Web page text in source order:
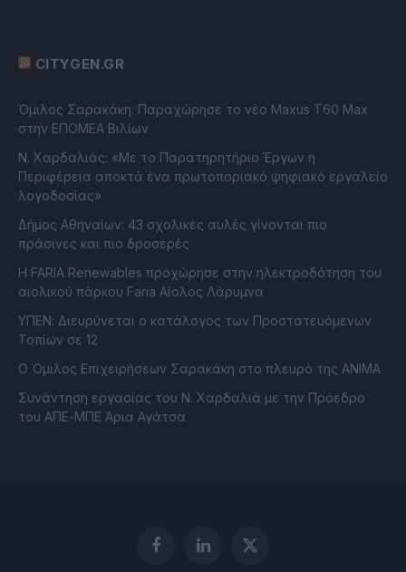
CITYGEN.GR
Όμιλος Σαρακάκη: Παραχώρησε το νέο Maxus T60 Max
στην ΕΠΟΜΕΑ Βιλίων
Ν. Χαρδαλιάς: «Με το Παρατηρητήριο Έργων η
Περιφέρεια αποκτά ένα πρωτοποριακό ψηφιακό εργαλείο
λογοδοσίας»
Δήμος Αθηναίων: 43 σχολικές αυλές γίνονται πιο
πράσινες και πιο δροσερές
Η FARIA Renewables προχώρησε στην ηλεκτροδότηση του
αιολικού πάρκου Faria Αίολος Λάρυμνα
ΥΠΕΝ: Διευρύνεται ο κατάλογος των Προστατευόμενων
Τοπίων σε 12
O Όμιλος Επιχειρήσεων Σαρακάκη στο πλευρό της ΑΝΙΜΑ
Συνάντηση εργασίας του Ν. Χαρδαλιά με την Πρόεδρο
του ΑΠΕ-ΜΠΕ Άρια Αγάτσα
FacebookLinkedInX